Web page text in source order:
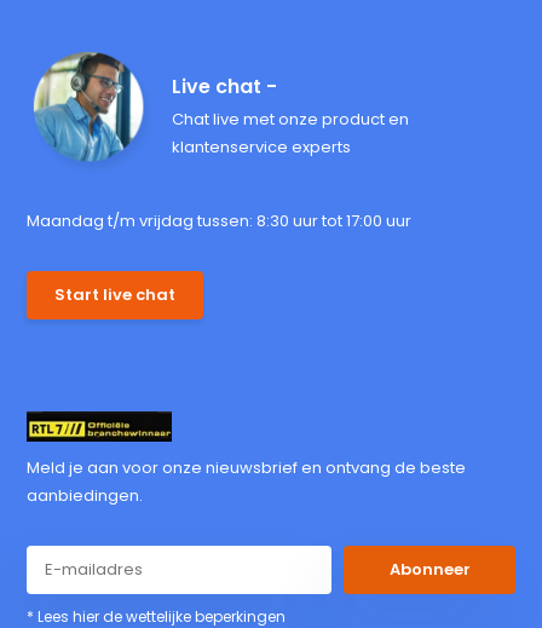
Live chat -
Chat live met onze product en
klantenservice experts
Maandag t/m vrijdag tussen: 8:30 uur tot 17:00 uur
Start live chat
Meld je aan voor onze nieuwsbrief en ontvang de beste
aanbiedingen.
Abonneer
* Lees hier de wettelijke beperkingen